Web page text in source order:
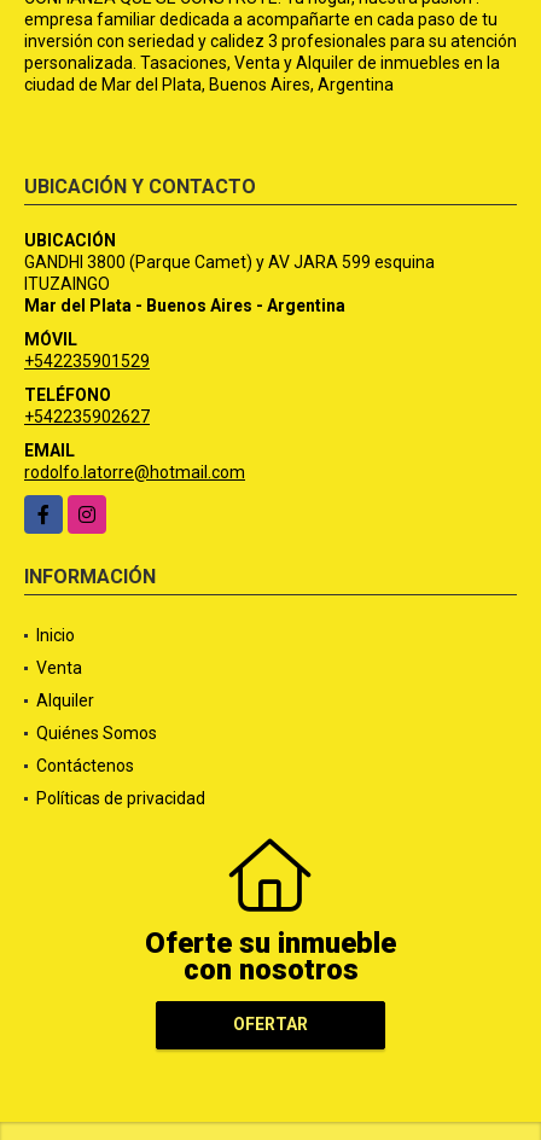
empresa familiar dedicada a acompañarte en cada paso de tu
inversión con seriedad y calidez 3 profesionales para su atención
personalizada. Tasaciones, Venta y Alquiler de inmuebles en la
ciudad de Mar del Plata, Buenos Aires, Argentina
UBICACIÓN Y CONTACTO
UBICACIÓN
GANDHI 3800 (Parque Camet) y AV JARA 599 esquina
ITUZAINGO
Mar del Plata - Buenos Aires - Argentina
MÓVIL
+542235901529
TELÉFONO
+542235902627
EMAIL
rodolfo.latorre@hotmail.com
FacebookInstagram
INFORMACIÓN
Inicio
Venta
Alquiler
Quiénes Somos
Contáctenos
Políticas de privacidad
Oferte su inmueble
con nosotros
OFERTAR